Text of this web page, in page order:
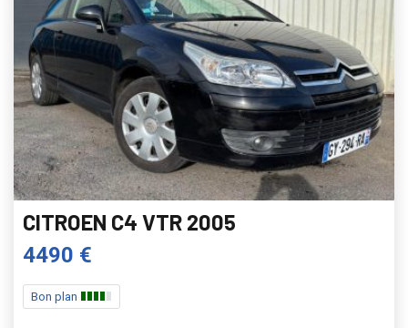
CITROEN C4 VTR 2005
4490 €
Bon plan